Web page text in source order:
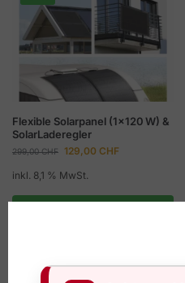
Flexible Solarpanel (1×120 W) &
SolarLaderegler
299,00CHF 129,00 CHF
inkl. 8,1 % MwSt.
-47%